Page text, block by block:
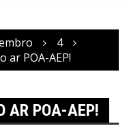
4
ar POA-AEP!
AR POA-AEP!